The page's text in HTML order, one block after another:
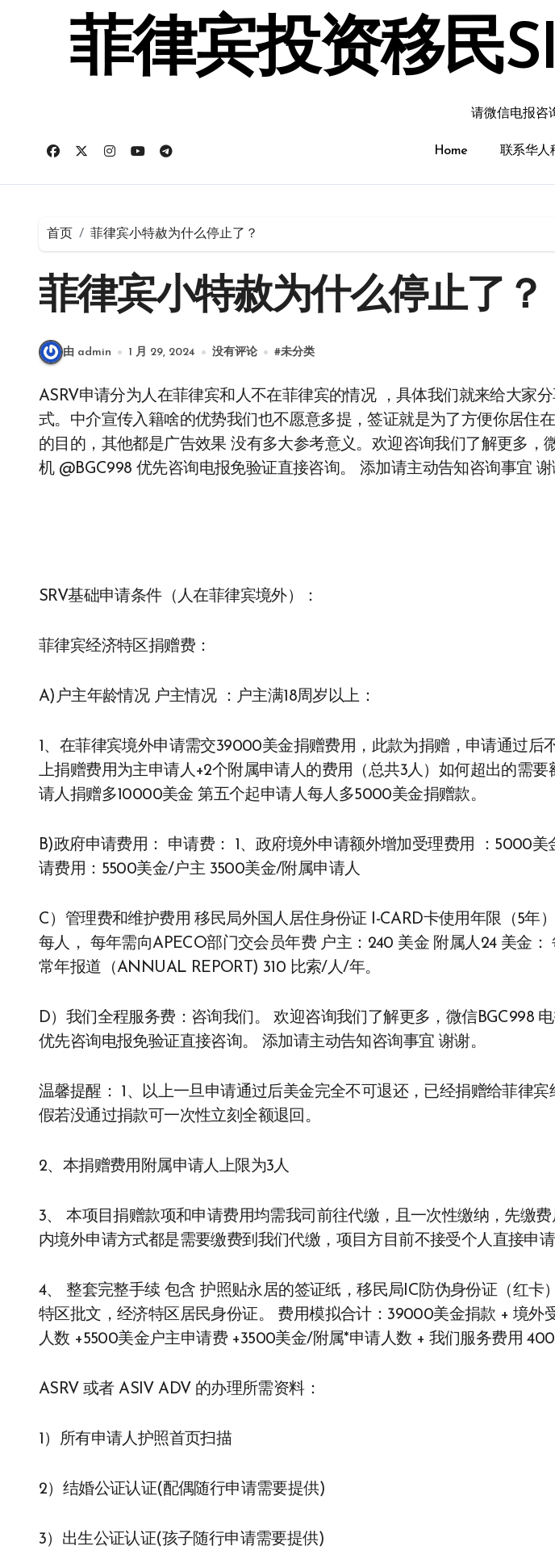
菲律宾投资移民
请微信电报咨
Home 联系华人
首页 菲律宾小特赦为什么停止了？
菲律宾小特赦为什么停止了？
由 admin 1 月 29, 2024 没有评论 #未分类
ASRV申请分为人在菲律宾和人不在菲律宾的情况 ，具体我们就来给大家分享下这两个不同的方
式。中介宣传入籍啥的优势我们也不愿意多提，签证就是为了方便你居住
的目的，其他都是广告效果 没有多大参考意义。欢迎咨询我们了解更多，
机 @BGC998 优先咨询电报免验证直接咨询。 添加请主动告知咨询事宜 谢
SRV基础申请条件（人在菲律宾境外）：
菲律宾经济特区捐赠费：
A)户主年龄情况 户主情况 ：户主满18周岁以上：
1、在菲律宾境外申请需交39000美金捐赠费用，此款为捐赠，申请通过后
上捐赠费用为主申请人+2个附属申请人的费用（总共3人）如何超出的需要
请人捐赠多10000美金 第五个起申请人每人多5000美金捐赠款。
B)政府申请费用： 申请费： 1、政府境外申请额外增加受理费用 ：5000美
请费用：5500美金/户主 3500美金/附属申请人
C）管理费和维护费用 移民局外国人居住身份证 I-CARD卡使用年限（5年
每人， 每年需向APECO部门交会员年费 户主：240 美金 附属人24 美金：
常年报道（ANNUAL REPORT) 310 比索/人/年。
D）我们全程服务费：咨询我们。 欢迎咨询我们了解更多，微信BGC998
优先咨询电报免验证直接咨询。 添加请主动告知咨询事宜 谢谢。
温馨提醒： 1、以上一旦申请通过后美金完全不可退还，已经捐赠给菲律宾
假若没通过捐款可一次性立刻全额退回。
2、本捐赠费用附属申请人上限为3人
3、 本项目捐赠款项和申请费用均需我司前往代缴，且一次性缴纳，先缴
内境外申请方式都是需要缴费到我们代缴，项目方目前不接受个人直接申请
4、 整套完整手续 包含 护照贴永居的签证纸，移民局IC防伪身份证（红卡
特区批文，经济特区居民身份证。 费用模拟合计：39000美金捐款 + 境外
人数 +5500美金户主申请费 +3500美金/附属*申请人数 + 我们服务费用
ASRV 或者 ASIV ADV 的办理所需资料：
1）所有申请人护照首页扫描
2）结婚公证认证(配偶随行申请需要提供)
3）出生公证认证(孩子随行申请需要提供)